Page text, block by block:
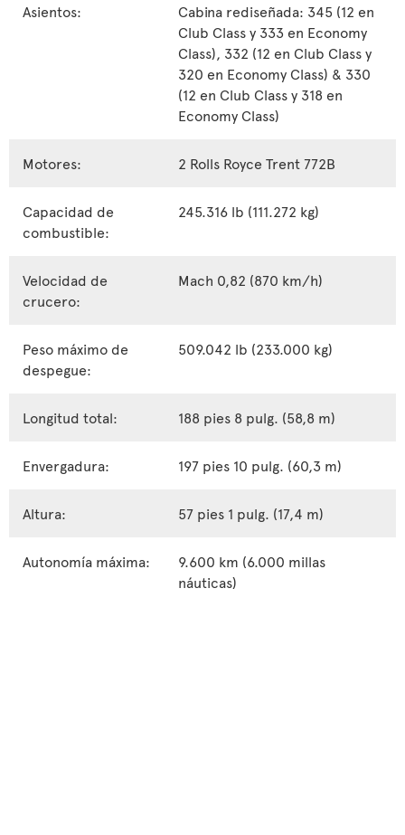
Asientos:
Cabina rediseñada: 345 (12 en
Club Class y 333 en Economy
Class), 332 (12 en Club Class y
320 en Economy Class) & 330
(12 en Club Class y 318 en
Economy Class)
Motores: 2 Rolls Royce Trent 772B
Capacidad de
combustible:
245.316 lb (111.272 kg)
Velocidad de
crucero:
Mach 0,82 (870 km/h)
Peso máximo de
despegue:
509.042 lb (233.000 kg)
Longitud total: 188 pies 8 pulg. (58,8 m)
Envergadura: 197 pies 10 pulg. (60,3 m)
Altura: 57 pies 1 pulg. (17,4 m)
Autonomía máxima:
9.600 km (6.000 millas
náuticas)